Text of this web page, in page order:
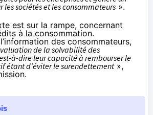
sociétés et les consommateurs ».
est sur la rampe, concernant
à la consommation.
des consommateurs,
de la solvabilité des
à-dire leur capacité à rembourser le
étant d’éviter le surendettement»,